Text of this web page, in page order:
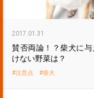
2017.01.31
賛否両論！？柴犬に
けない野菜は？
注意点 柴犬